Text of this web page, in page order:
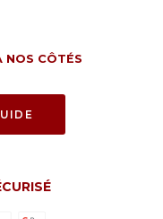
NOS CÔTÉS